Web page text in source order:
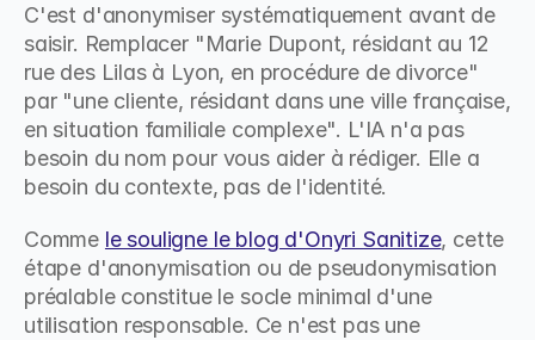
C'est d'anonymiser systématiquement avant de
saisir. Remplacer "Marie Dupont, résidant au 12
rue des Lilas à Lyon, en procédure de divorce"
par "une cliente, résidant dans une ville française,
en situation familiale complexe". L'IA n'a pas
besoin du nom pour vous aider à rédiger. Elle a
besoin du contexte, pas de l'identité.
Comme le souligne le blog d'Onyri Sanitize, cette
étape d'anonymisation ou de pseudonymisation
préalable constitue le socle minimal d'une
utilisation responsable. Ce n'est pas une